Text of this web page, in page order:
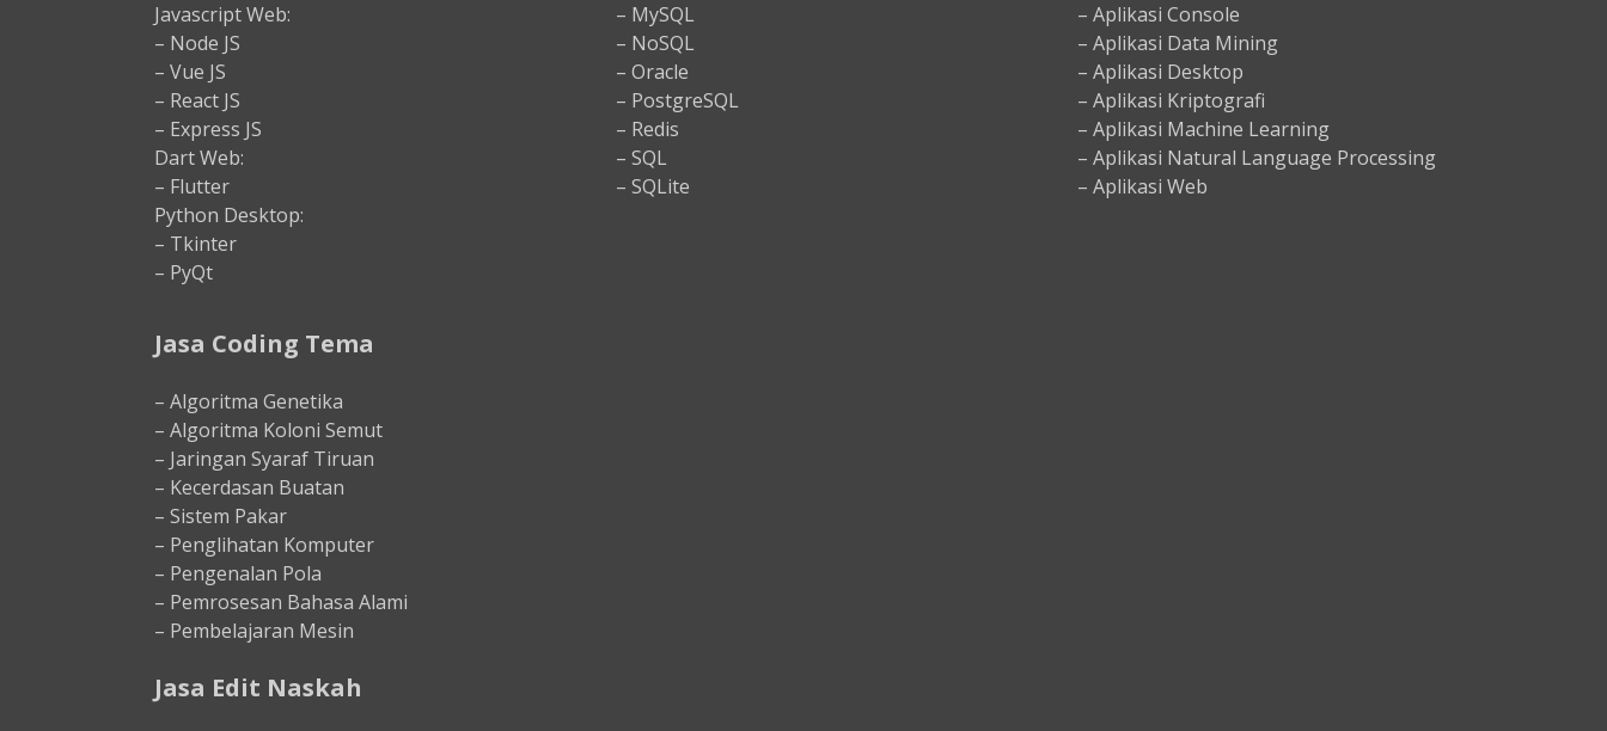
Javascript Web:
– Node JS
– Vue JS
– React JS
– Express JS
Dart Web:
– Flutter
Python Desktop:
– Tkinter
– PyQt
– MySQL
– NoSQL
– Oracle
– PostgreSQL
– Redis
– SQL
– SQLite
– Aplikasi Console
– Aplikasi Data Mining
– Aplikasi Desktop
– Aplikasi Kriptografi
– Aplikasi Machine Learning
– Aplikasi Natural Language Processing
– Aplikasi Web
Jasa Coding Tema
– Algoritma Genetika
– Algoritma Koloni Semut
– Jaringan Syaraf Tiruan
– Kecerdasan Buatan
– Sistem Pakar
– Penglihatan Komputer
– Pengenalan Pola
– Pemrosesan Bahasa Alami
– Pembelajaran Mesin
Jasa Edit Naskah